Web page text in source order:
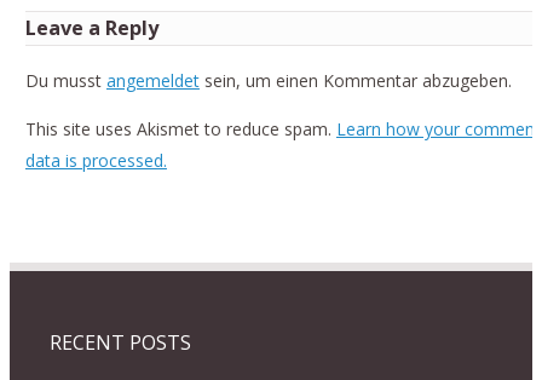
Leave a Reply
Du musst angemeldetsein, um einen Kommentar abzugeben.
This site uses Akismet to reduce spam. Learn how your comment
data is processed.
RECENT POSTS